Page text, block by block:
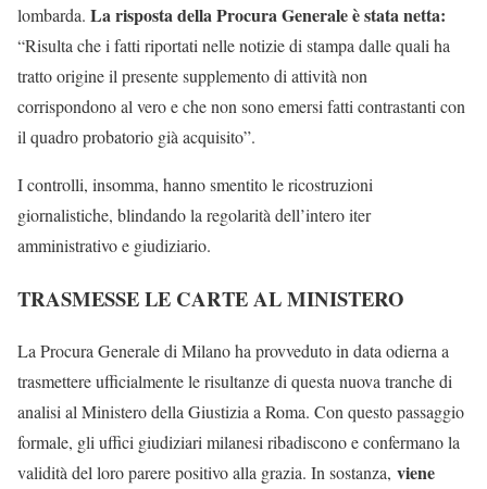
lombarda. La risposta della Procura Generale è stata netta:
“Risulta che i fatti riportati nelle notizie di stampa dalle quali ha
tratto origine il presente supplemento di attività non
corrispondono al vero e che non sono emersi fatti contrastanti con
il quadro probatorio già acquisito”.
I controlli, insomma, hanno smentito le ricostruzioni
giornalistiche, blindando la regolarità dell’intero iter
amministrativo e giudiziario.
TRASMESSE LE CARTE AL MINISTERO
La Procura Generale di Milano ha provveduto in data odierna a
trasmettere ufficialmente le risultanze di questa nuova tranche di
analisi al Ministero della Giustizia a Roma. Con questo passaggio
formale, gli uffici giudiziari milanesi ribadiscono e confermano la
validità del loro parere positivo alla grazia. In sostanza, viene